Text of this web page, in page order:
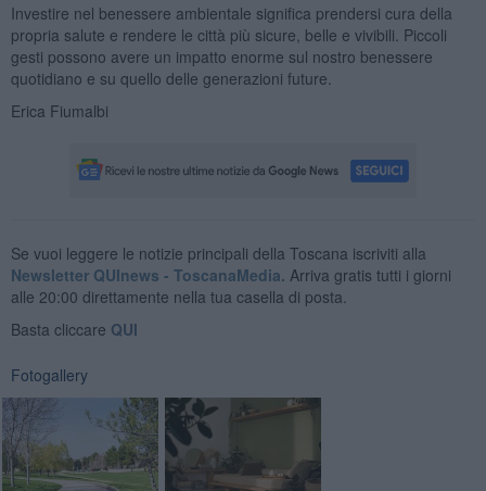
Investire nel benessere ambientale significa prendersi cura della
propria salute e rendere le città più sicure, belle e vivibili. Piccoli
gesti possono avere un impatto enorme sul nostro benessere
quotidiano e su quello delle generazioni future.
Erica Fiumalbi
Se vuoi leggere le notizie principali della Toscana iscriviti alla
Newsletter QUInews - ToscanaMedia. Arriva gratis tutti i giorni
alle 20:00 direttamente nella tua casella di posta.
Basta cliccare QUI
Fotogallery